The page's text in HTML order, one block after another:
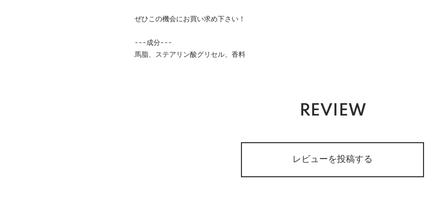
ぜひこの機会にお買い求め下さい！
---成分---
馬脂、ステアリン酸グリセル、香料
REVIEW
レビューを投稿する